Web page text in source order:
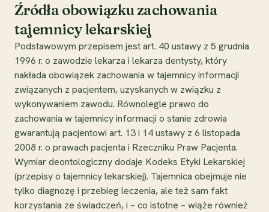
Źródła obowiązku zachowania
tajemnicy lekarskiej
Podstawowym przepisem jest art. 40 ustawy z 5 grudnia
1996 r. o zawodzie lekarza i lekarza dentysty, który
nakłada obowiązek zachowania w tajemnicy informacji
związanych z pacjentem, uzyskanych w związku z
wykonywaniem zawodu. Równolegle prawo do
zachowania w tajemnicy informacji o stanie zdrowia
gwarantują pacjentowi art. 13 i 14 ustawy z 6 listopada
2008 r. o prawach pacjenta i Rzeczniku Praw Pacjenta.
Wymiar deontologiczny dodaje Kodeks Etyki Lekarskiej
(przepisy o tajemnicy lekarskiej). Tajemnica obejmuje nie
tylko diagnozę i przebieg leczenia, ale też sam fakt
korzystania ze świadczeń, i – co istotne – wiąże również